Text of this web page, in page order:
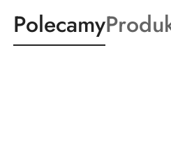
Produkty
o
Polecamy
o